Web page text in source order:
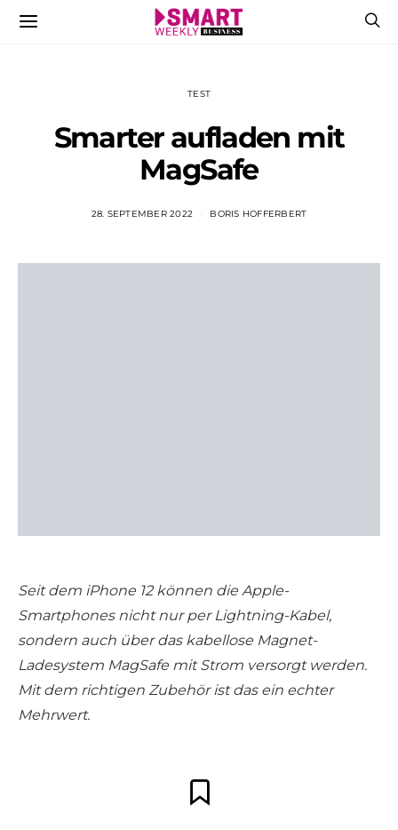
TEST
Smarter aufladen mit
MagSafe
28. SEPTEMBER 2022 BORIS HOFFERBERT
Seit dem iPhone 12 können die Apple-
Smartphones nicht nur per Lightning-Kabel,
sondern auch über das kabellose Magnet-
Ladesystem MagSafe mit Strom versorgt werden.
Mit dem richtigen Zubehör ist das ein echter
Mehrwert.